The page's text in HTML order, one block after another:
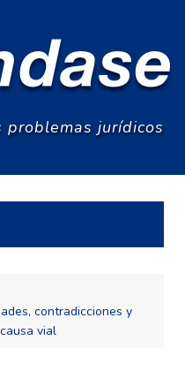
problemas jurídicos
contradicciones y
vial